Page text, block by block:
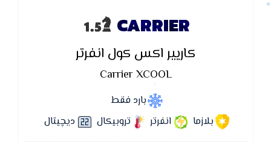
CARRIER
كاريير اكس كول انفرتر
Carrier XCOOL
بارد فقط
بلازما
انفرتر تروبيكال ديچيتال